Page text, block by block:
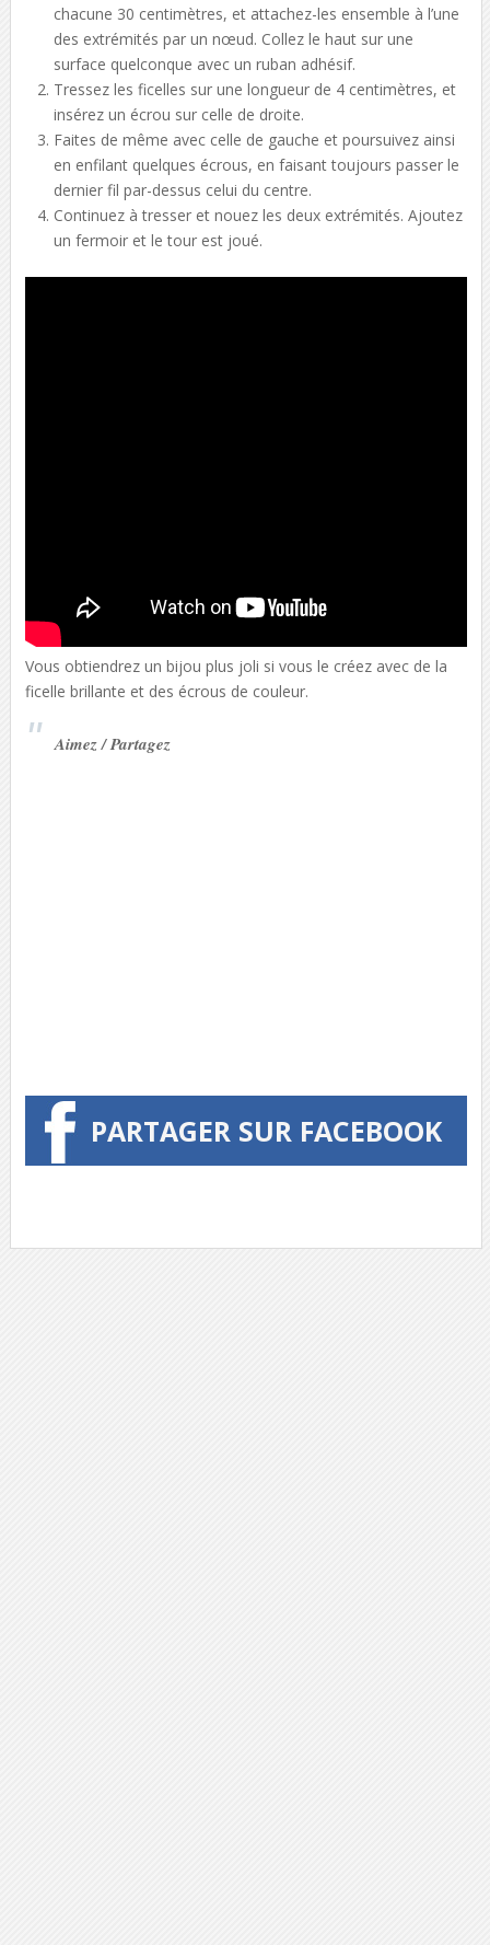
chacune 30 centimètres, et attachez-les ensemble à l’une
des extrémités par un nœud. Collez le haut sur une
surface quelconque avec un ruban adhésif.
Tressez les ficelles sur une longueur de 4 centimètres, et
insérez un écrou sur celle de droite.
Faites de même avec celle de gauche et poursuivez ainsi
en enfilant quelques écrous, en faisant toujours passer le
dernier fil par-dessus celui du centre.
Continuez à tresser et nouez les deux extrémités. Ajoutez
un fermoir et le tour est joué.
Vous obtiendrez un bijou plus joli si vous le créez avec de la
ficelle brillante et des écrous de couleur.
Aimez / Partagez
PARTAGER SUR FACEBOOK